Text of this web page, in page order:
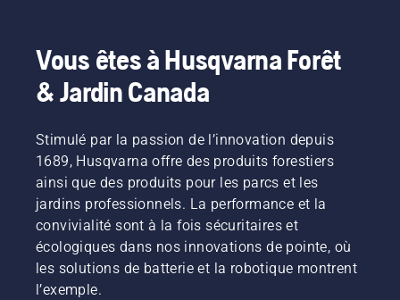
Vous êtes à Husqvarna Forêt
& Jardin Canada
Stimulé par la passion de l’innovation depuis
1689, Husqvarna offre des produits forestiers
ainsi que des produits pour les parcs et les
jardins professionnels. La performance et la
convivialité sont à la fois sécuritaires et
écologiques dans nos innovations de pointe, où
les solutions de batterie et la robotique montrent
l’exemple.